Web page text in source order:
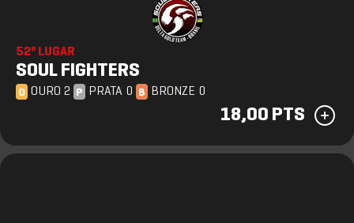
52º LUGAR
SOUL FIGHTERS
O OURO 2 P PRATA 0 B BRONZE 0
18,00 PTS